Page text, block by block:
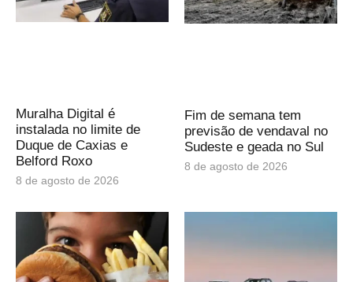
Muralha Digital é
instalada no limite de
Duque de Caxias e
Belford Roxo
8 de agosto de 2026
Fim de semana tem
previsão de vendaval no
Sudeste e geada no Sul
8 de agosto de 2026